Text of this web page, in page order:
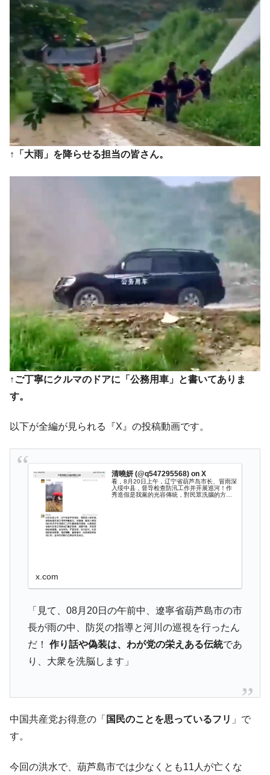
↑「大雨」を降らせる担当の皆さん。
↑ご丁寧にクルマのドアに「公務用車」と書いてありま
す。
以下が全編が見られる『X』の投稿動画です。
清曉妍 (@q547295568) on X
看，8月20日上午，辽宁省葫芦岛市长、冒雨深
入绥中县，督导检查防汛工作并开展巡河！作
秀造假是我黨的光容傳統，對民眾洗腦的方
x.com
「見て、08月20日の午前中、遼寧省葫芦島市の市
長が雨の中、防災の指導と河川の巡視を行ったん
だ！ 作り話や偽装は、わが党の栄えある伝統であ
り、大衆を洗脳します」
中国共産党お得意の「 国民のことを思っているフリ 」で
す。
今回の洪水で、葫芦島市では少なくとも11人が亡くな